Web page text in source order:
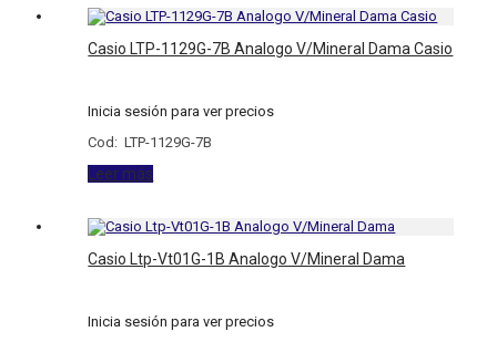
Casio LTP-1129G-7B Analogo V/Mineral Dama Casio
Inicia sesión para ver precios
Cod: LTP-1129G-7B
Leer más
Casio Ltp-Vt01G-1B Analogo V/Mineral Dama
Inicia sesión para ver precios